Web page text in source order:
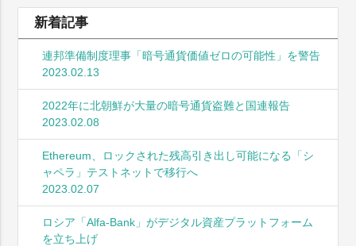
新着記事
連邦準備制度理事「暗号通貨価値ゼロの可能性」を警告
2023.02.13
2022年に北朝鮮が大量の暗号通貨盗難と国連報告
2023.02.08
Ethereum、ロックされた残高引き出し可能になる「シ
ャペラ」テストネットで移行へ
2023.02.07
ロシア「Alfa-Bank」がデジタル資産プラットフォーム
を立ち上げ